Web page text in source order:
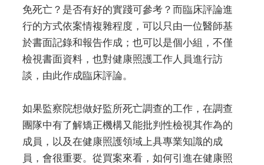
免死亡？是否有好的實踐可參考？而臨床評論進
行的方式依案情複雜程度，可以只由一位醫師基
於書面記錄和報告作成；也可以是個小組，不僅
檢視書面資料，也對健康照護工作人員進行訪
談，由此作成臨床評論。
如果監察院想做好監所死亡調查的工作，在調查
團隊中有了解矯正機構又能批判性檢視其作為的
成員，以及在健康照護領域上具專業知識的成
員，會很重要。從買案來看，如何引進在健康照